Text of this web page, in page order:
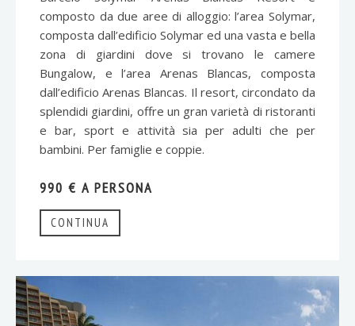
composto da due aree di alloggio: l’area Solymar,
composta dall’edificio Solymar ed una vasta e bella
zona di giardini dove si trovano le camere
Bungalow, e l’area Arenas Blancas, composta
dall’edificio Arenas Blancas. Il resort, circondato da
splendidi giardini, offre un gran varietà di ristoranti
e bar, sport e attività sia per adulti che per
bambini. Per famiglie e coppie.
990 € A PERSONA
CONTINUA